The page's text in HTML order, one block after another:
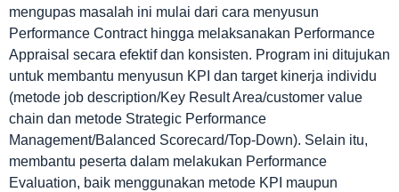
mengupas masalah ini mulai dari cara menyusun
Performance Contract hingga melaksanakan Performance
Appraisal secara efektif dan konsisten. Program ini ditujukan
untuk membantu menyusun KPI dan target kinerja individu
(metode job description/Key Result Area/customer value
chain dan metode Strategic Performance
Management/Balanced Scorecard/Top-Down). Selain itu,
membantu peserta dalam melakukan Performance
Evaluation, baik menggunakan metode KPI maupun